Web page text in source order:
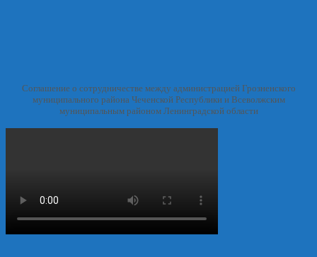
Соглашение о сотрудничестве между администрацией Грозненского
муниципального района Чеченской Республики и Всеволжским
муниципальным районом Ленинградской области